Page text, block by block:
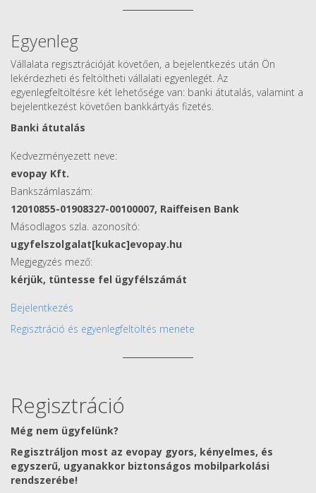
Egyenleg
Vállalata regisztrációját követően, a bejelentkezés után Ön
lekérdezheti és feltöltheti vállalati egyenlegét. Az
egyenlegfeltöltésre két lehetősége van: banki átutalás, valamint a
bejelentkezést követően bankkártyás fizetés.
Banki átutalás
Kedvezményezett neve:
evopay Kft.
Bankszámlaszám:
12010855-01908327-00100007, Raiffeisen Bank
Másodlagos szla. azonosító:
ugyfelszolgalat[kukac]evopay.hu
Megjegyzés mező:
kérjük, tüntesse fel ügyfélszámát
Bejelentkezés
Regisztráció és egyenlegfeltöltés menete
Regisztráció
Még nem ügyfelünk?
Regisztráljon most az evopay gyors, kényelmes, és
egyszerű, ugyanakkor biztonságos mobilparkolási
rendszerébe!